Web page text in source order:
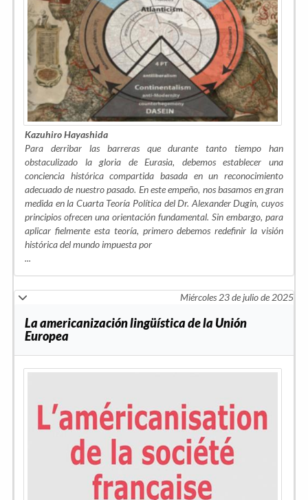
Kazuhiro Hayashida
Para derribar las barreras que durante tanto tiempo han
obstaculizado la gloria de Eurasia, debemos establecer una
conciencia histórica compartida basada en un reconocimiento
adecuado de nuestro pasado. En este empeño, nos basamos en gran
medida en la Cuarta Teoría Política del Dr. Alexander Dugin, cuyos
principios ofrecen una orientación fundamental. Sin embargo, para
aplicar fielmente esta teoría, primero debemos redefinir la visión
histórica del mundo impuesta por
...
Miércoles 23 de julio de 2025
La americanización lingüística de la Unión
Europea